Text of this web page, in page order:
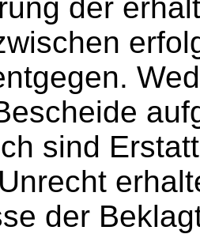
der
sind
der